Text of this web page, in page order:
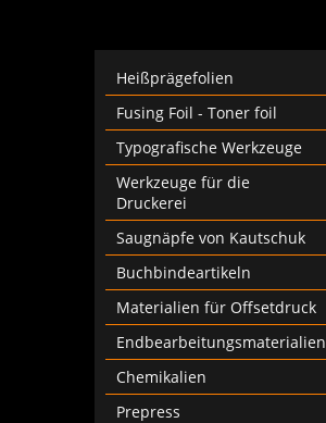
Heißprägefolien
Fusing Foil - Toner foil
Typografische Werkzeuge
Werkzeuge für die
Druckerei
Saugnäpfe von Kautschuk
Buchbindeartikeln
Materialien für Offsetdruck
Endbearbeitungsmaterialien
Chemikalien
Prepress